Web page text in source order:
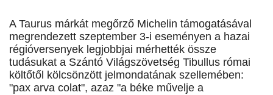
A Taurus márkát megőrző Michelin támogatásával
megrendezett szeptember 3-i eseményen a hazai
régióversenyek legjobbjai mérhették össze
tudásukat a Szántó Világszövetség Tibullus római
költőtől kölcsönzött jelmondatának szellemében:
"pax arva colat", azaz "a béke művelje a